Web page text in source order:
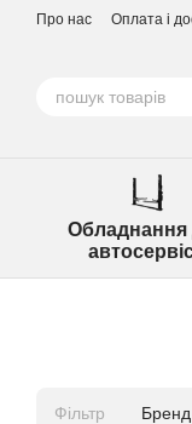
Перейти до
Про нас Оплата і
Обладнання
Фільтр Бренд